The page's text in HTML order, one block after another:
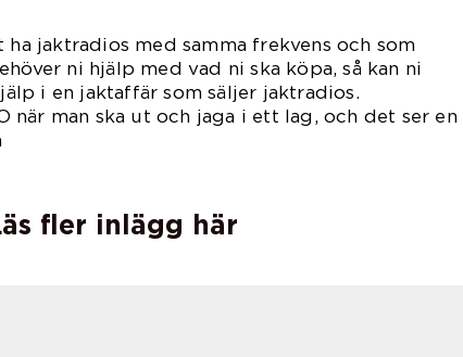
jaktradios med samma frekvens och som
ni hjälp med vad ni ska köpa, så kan ni
i en jaktaffär som säljer jaktradios.
när man ska ut och jaga i ett lag, och det ser en
fler inlägg här